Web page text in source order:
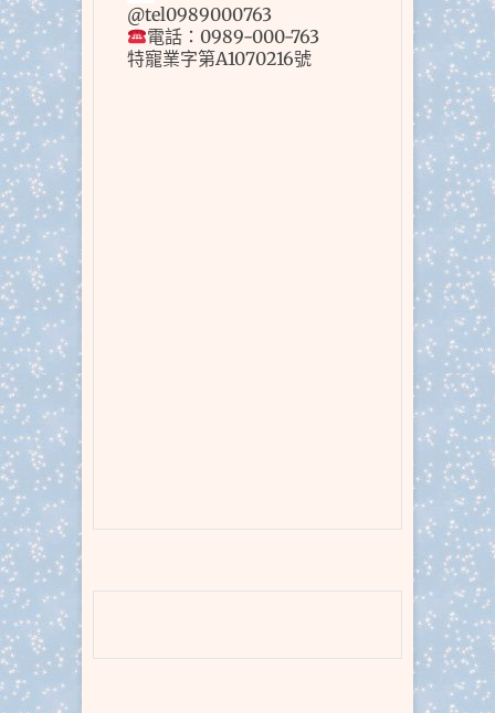
@tel0989000763
電話：0989-000-763
特寵業字第A1070216號